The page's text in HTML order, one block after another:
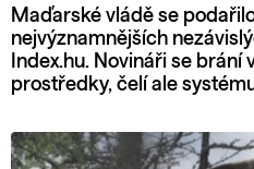
Maďarské vládě se
nejvýznamnějších
Index.hu. Novináři se brání
prostředky, čelí ale